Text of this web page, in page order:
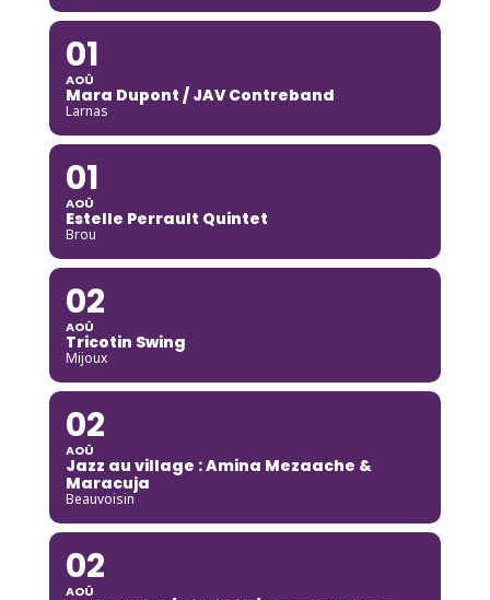
01
AOÛ
Mara Dupont / JAV Contreband
Larnas
01
AOÛ
Estelle Perrault Quintet
Brou
02
AOÛ
Tricotin Swing
Mijoux
02
AOÛ
Jazz au village : Amina Mezaache &
Maracuja
Beauvoisin
02
AOÛ